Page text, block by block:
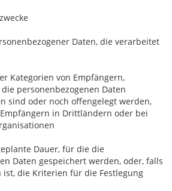
Daten, die verarbeitet
Kategorien von Empfängern,
personenbezogenen Daten
sind oder noch offengelegt werden,
in Drittländern oder bei
Dauer, für die die
Daten gespeichert werden, oder, falls
die Kriterien für die Festlegung